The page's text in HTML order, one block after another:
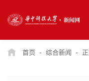
首页 - 综合新闻 -